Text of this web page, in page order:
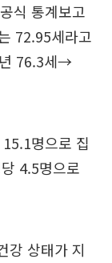
식 통계보고
72.95세라고
76.3세→
명으로 집
4.5명으로
강 상태가 지